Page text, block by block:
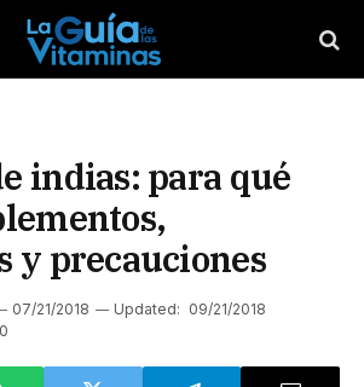
indias: para qué
y precauciones
07/21/2018 Updated: 09/21/2018
0